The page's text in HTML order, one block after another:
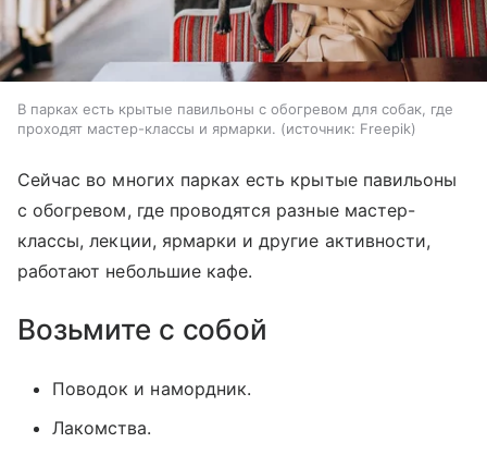
В парках есть крытые павильоны с обогревом для собак, где
проходят мастер-классы и ярмарки.
источник: Freepik
Сейчас во многих парках есть крытые павильоны
с обогревом, где проводятся разные мастер-
классы, лекции, ярмарки и другие активности,
работают небольшие кафе.
Возьмите с собой
Поводок и намордник.
Лакомства.